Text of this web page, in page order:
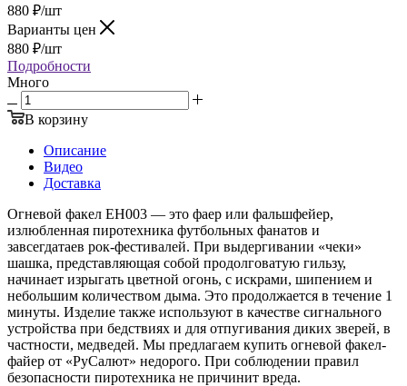
880 ₽/шт
Варианты цен
880 ₽/шт
Подробности
Много
В корзину
Описание
Видео
Доставка
Огневой факел EH003 — это фаер или фальшфейер,
излюбленная пиротехника футбольных фанатов и
завсегдатаев рок-фестивалей. При выдергивании «чеки»
шашка, представляющая собой продолговатую гильзу,
начинает изрыгать цветной огонь, с искрами, шипением и
небольшим количеством дыма. Это продолжается в течение 1
минуты. Изделие также используют в качестве сигнального
устройства при бедствиях и для отпугивания диких зверей, в
частности, медведей. Мы предлагаем купить огневой факел-
файер от «РуСалют» недорого. При соблюдении правил
безопасности пиротехника не причинит вреда.